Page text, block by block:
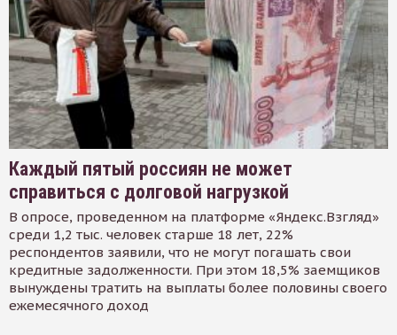
Каждый пятый россиян не может
справиться с долговой нагрузкой
В опросе, проведенном на платформе «Яндекс.Взгляд»
среди 1,2 тыс. человек старше 18 лет, 22%
респондентов заявили, что не могут погашать свои
кредитные задолженности. При этом 18,5% заемщиков
вынуждены тратить на выплаты более половины своего
ежемесячного доход